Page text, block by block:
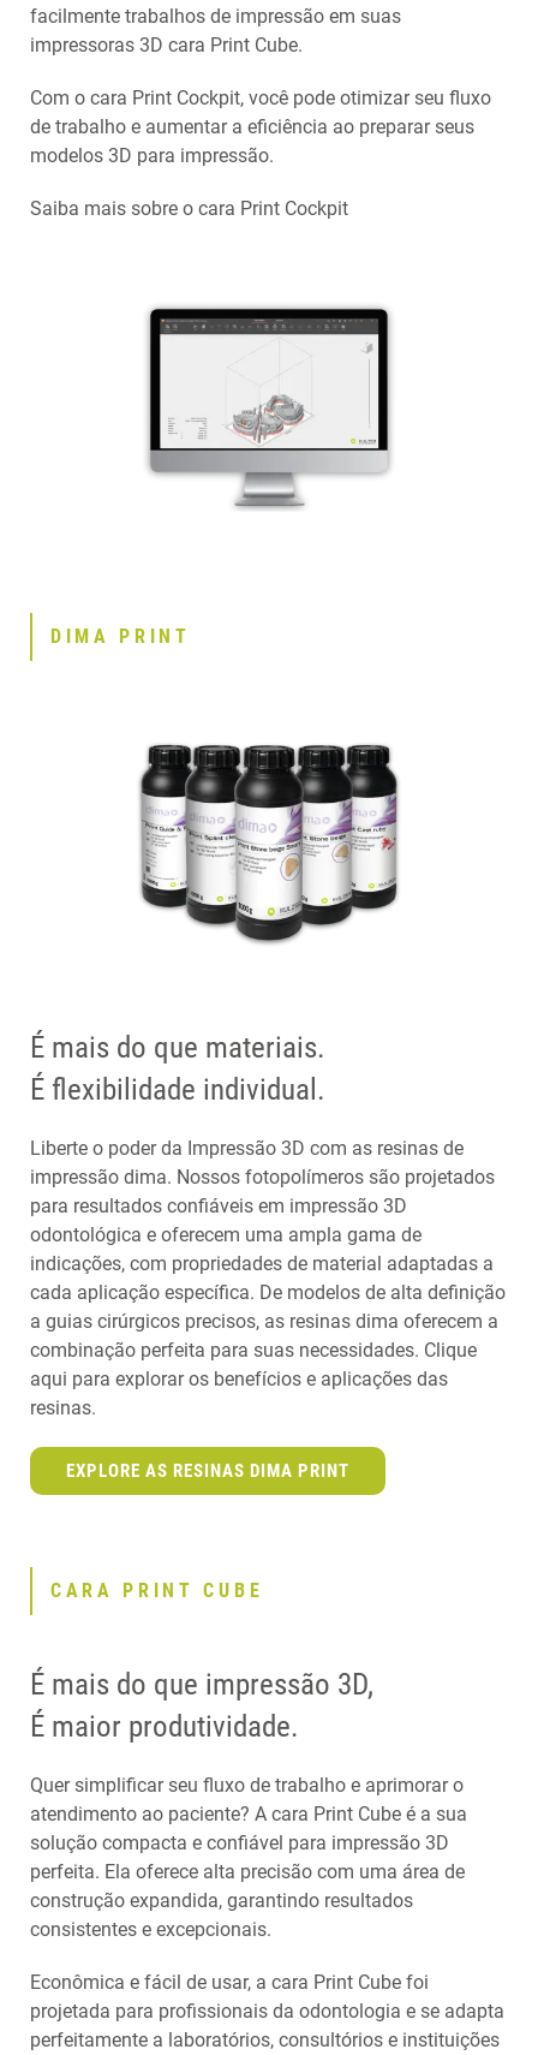
facilmente trabalhos de impressão em suas
impressoras 3D cara Print Cube.
Com o cara Print Cockpit, você pode otimizar seu fluxo
de trabalho e aumentar a eficiência ao preparar seus
modelos 3D para impressão.
Saiba mais sobre o cara Print Cockpit
DIMA PRINT
É mais do que materiais.
É flexibilidade individual.
Liberte o poder da Impressão 3D com as resinas de
impressão dima. Nossos fotopolímeros são projetados
para resultados confiáveis ​​em impressão 3D
odontológica e oferecem uma ampla gama de
indicações, com propriedades de material adaptadas a
cada aplicação específica. De modelos de alta definição
a guias cirúrgicos precisos, as resinas dima oferecem a
combinação perfeita para suas necessidades. Clique
aqui para explorar os benefícios e aplicações das
resinas.
EXPLORE AS RESINAS DIMA PRINT
CARA PRINT CUBE
É mais do que impressão 3D,
É maior produtividade.
Quer simplificar seu fluxo de trabalho e aprimorar o
atendimento ao paciente? A cara Print Cube é a sua
solução compacta e confiável para impressão 3D
perfeita. Ela oferece alta precisão com uma área de
construção expandida, garantindo resultados
consistentes e excepcionais.
Econômica e fácil de usar, a cara Print Cube foi
projetada para profissionais da odontologia e se adapta
perfeitamente a laboratórios, consultórios e instituições